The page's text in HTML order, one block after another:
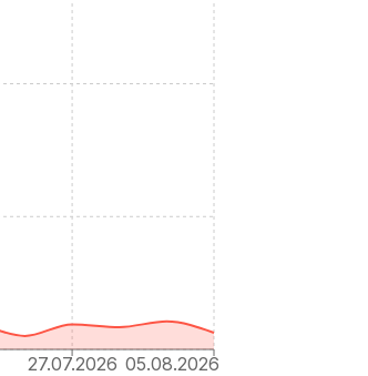
27.07.2026 05.08.2026